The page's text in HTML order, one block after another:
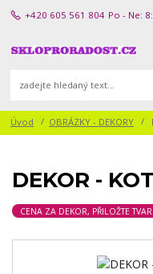
+420 605 561 804 Po - Ne:
Úvod OBRÁZKY - DEKORY
DEKOR -
CENA ZA DEKOR, PŘILOŽTE